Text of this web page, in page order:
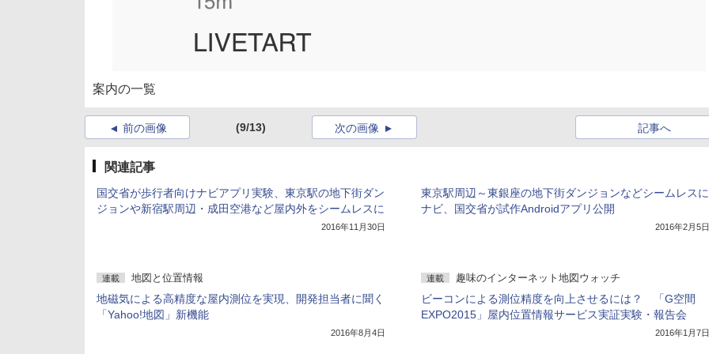
案内の一覧
前の画像 (9/13) 次の画像 記事へ
関連記事
国交省が歩行者向けナビアプリ実験、東京駅の地下街ダン
ジョンや新宿駅周辺・成田空港など屋内外をシームレスに
2016年11月30日
東京駅周辺～東銀座の地下街ダンジョンなどシームレスに
ナビ、国交省が試作Androidアプリ公開
2016年2月5日
連載 地図と位置情報
地磁気による高精度な屋内測位を実現、開発担当者に聞く
「Yahoo!地図」新機能
2016年8月4日
連載 趣味のインターネット地図ウォッチ
ビーコンによる測位精度を向上させるには？ 「G空間
EXPO2015」屋内位置情報サービス実証実験・報告会
2016年1月7日